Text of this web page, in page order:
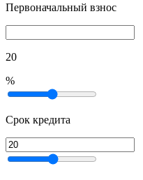
Первоначальный взнос
20
%
Срок кредита